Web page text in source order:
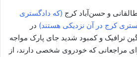
و حسن‌آباد کرج (که دادگستری
کرج در آن نزدیکی هستند) در
ترافیک و کمبود شدید جای پارک مواجه
مراجعانی که خودروی شخصی دارند، از